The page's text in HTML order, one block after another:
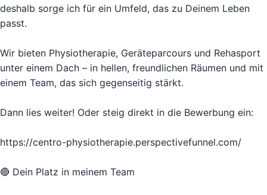
deshalb sorge ich für ein Umfeld, das zu Deinem Leben
passt.
Wir bieten Physiotherapie, Geräteparcours und Rehasport
unter einem Dach – in hellen, freundlichen Räumen und mit
einem Team, das sich gegenseitig stärkt.
Dann lies weiter! Oder steig direkt in die Bewerbung ein:
https://centro-physiotherapie.perspectivefunnel.com/
🔴 Dein Platz in meinem Team